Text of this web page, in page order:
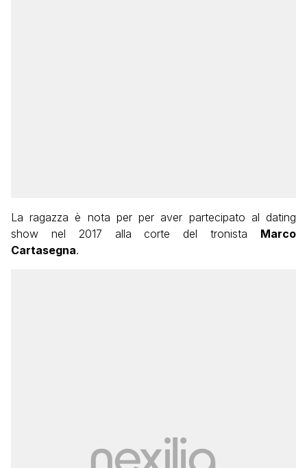
La ragazza è nota per per aver partecipato al dating
show nel 2017 alla corte del tronista Marco
Cartasegna.